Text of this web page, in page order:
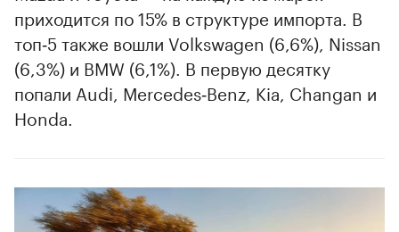
приходится по 15% в структуре импорта. В
топ‑5 также вошли Volkswagen (6,6%), Nissan
(6,3%) и BMW (6,1%). В первую десятку
попали Audi, Mercedes‑Benz, Kia, Changan и
Honda.